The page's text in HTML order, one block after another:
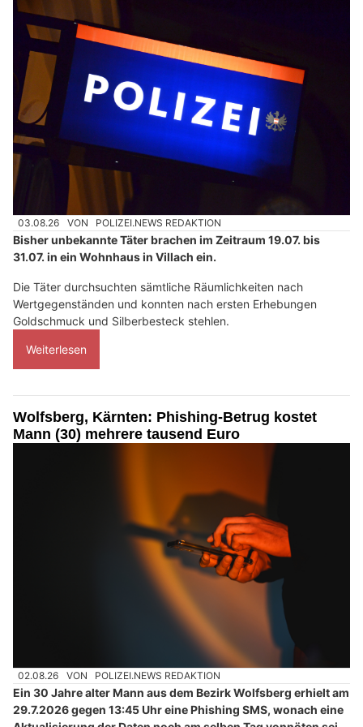
03.08.26 VON POLIZEI.NEWS REDAKTION
Bisher unbekannte Täter brachen im Zeitraum 19.07. bis
31.07. in ein Wohnhaus in Villach ein.
Die Täter durchsuchten sämtliche Räumlichkeiten nach
Wertgegenständen und konnten nach ersten Erhebungen
Goldschmuck und Silberbesteck stehlen.
Weiterlesen
Wolfsberg, Kärnten: Phishing-Betrug kostet
Mann (30) mehrere tausend Euro
02.08.26 VON POLIZEI.NEWS REDAKTION
Ein 30 Jahre alter Mann aus dem Bezirk Wolfsberg erhielt am
29.7.2026 gegen 13:45 Uhr eine Phishing SMS, wonach eine